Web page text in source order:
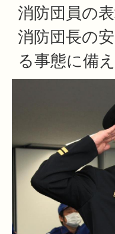
消防団員の
消防団長の
る事態に備